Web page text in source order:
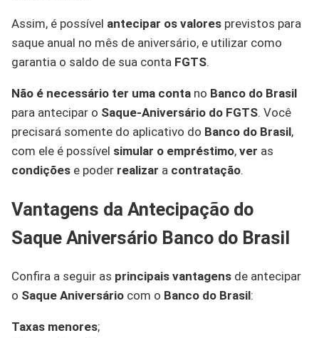
Assim, é possível antecipar os valores previstos para
saque anual no mês de aniversário, e utilizar como
garantia o saldo de sua conta FGTS.
Não é necessário ter uma conta no Banco do Brasil
para antecipar o Saque-Aniversário do FGTS. Você
precisará somente do aplicativo do Banco do Brasil,
com ele é possível simular o empréstimo, ver as
condições e poder realizar a contratação.
Vantagens da Antecipação do
Saque Aniversário Banco do Brasil
Confira a seguir as principais vantagens de antecipar
o Saque Aniversário com o Banco do Brasil:
Taxas menores;